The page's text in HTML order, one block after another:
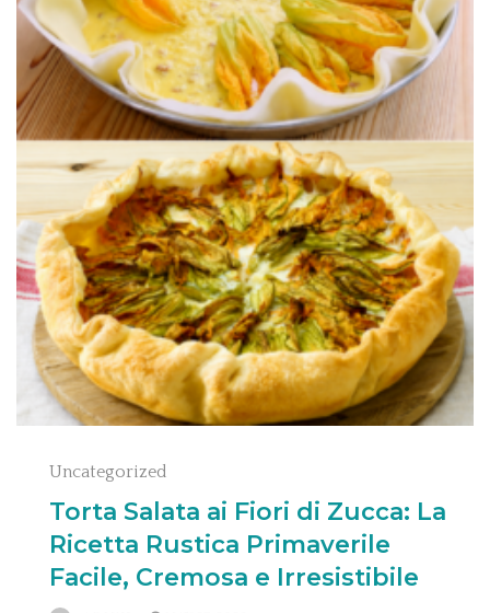
Uncategorized
Torta Salata ai Fiori di Zucca: La
Ricetta Rustica Primaverile
Facile, Cremosa e Irresistibile